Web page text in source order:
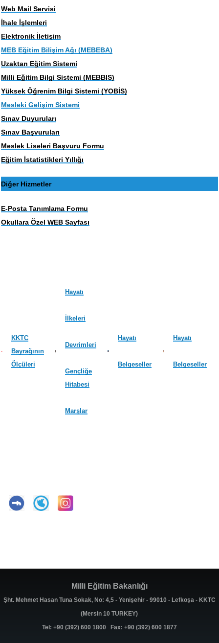
Web Mail Servisi
İhale İşlemleri
Elektronik İletişim
MEB Eğitim Bilişim Ağı (MEBEBA)
Uzaktan Eğitim Sistemi
Milli Eğitim Bilgi Sistemi (MEBBIS)
Yüksek Öğrenim Bilgi Sistemi (YOBİS)
Mesleki Gelişim Sistemi
Sınav Duyuruları
Sınav Başvuruları
Meslek Liseleri Başvuru Formu
Eğitim İstatistikleri Yıllığı
Diğer Hizmetler
E-Posta Tanımlama Formu
Okullara Özel WEB Sayfası
KKTC
Bayrağının
Ölçüleri
Hayatı
İlkeleri
Devrimleri
Gençliğe
Hitabesi
Marşlar
Hayatı
Belgeseller
Hayatı
Belgeseller
Milli Eğitim Bakanlığı
Şht. Mehmet Hasan Tuna Sokak, No: 4,5 - Yenişehir - 99010 - Lefkoşa - KKTC
(Mersin 10 TURKEY)
Tel: +90 (392) 600 1800 Fax: +90 (392) 600 1877